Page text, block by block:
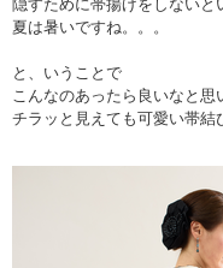
隠すために帯揚げをしないと
夏は暑いですね。。。
と、いうことで
こんなのあったら良いなと思
チラッと見えても可愛い帯結